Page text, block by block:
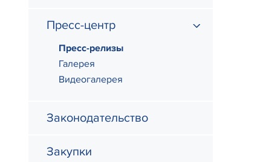
Пресс-центр
Пресс-релизы
Галерея
Видеогалерея
Законодательство
Закупки